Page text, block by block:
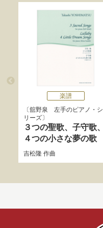
楽譜
舘野泉 左手のピアノ・シ
リーズ
３つの聖歌、子守歌、
４つの小さな夢の歌
吉松隆 作曲